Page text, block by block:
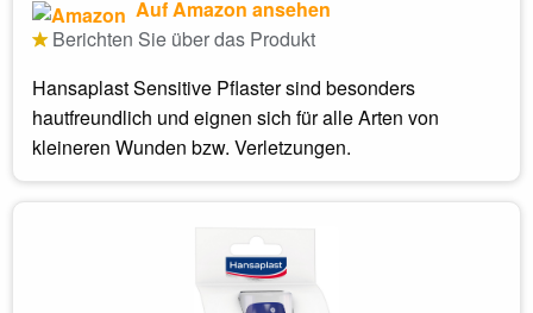
Auf Amazon ansehen
Berichten Sie über das Produkt
Hansaplast Sensitive Pflaster sind besonders
hautfreundlich und eignen sich für alle Arten von
kleineren Wunden bzw. Verletzungen.